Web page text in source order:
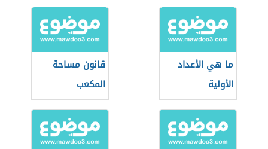
ما هي الأعداد
الأولية
قانون مساحة
المكعب